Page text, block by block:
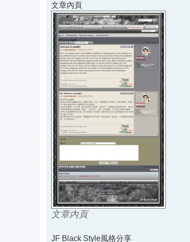
文章內頁
文章內頁
JF Black Style風格分享